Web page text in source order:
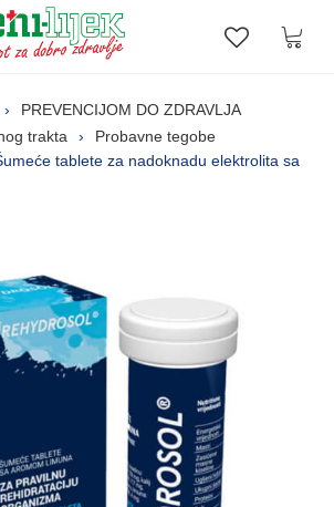
Lista
PREVENCIJOM DO ZDRAVLJA
trakta
Probavne tegobe
tablete za nadoknadu elektrolita sa